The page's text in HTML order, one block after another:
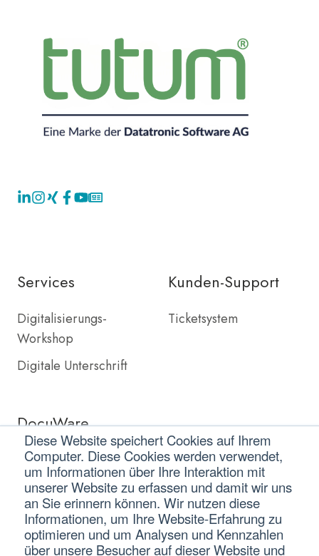
Diese Website speichert Cookies auf Ihrem
Computer. Diese Cookies werden verwendet,
um Informationen über Ihre Interaktion mit
unserer Website zu erfassen und damit wir uns
an Sie erinnern können. Wir nutzen diese
Informationen, um Ihre Website-Erfahrung zu
optimieren und um Analysen und Kennzahlen
über unsere Besucher auf dieser Website und
Services
Digitalisierungs-
Workshop
Digitale Unterschrift
Kunden-Support
Ticketsystem
DocuWare
DocuWare Partner
DocuWare Preise